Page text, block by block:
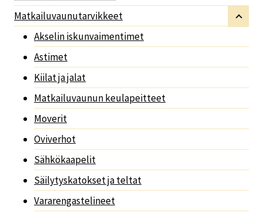
Matkailuvaunutarvikkeet
Akselin iskunvaimentimet
Astimet
Kiilat ja jalat
Matkailuvaunun keulapeitteet
Moverit
Oviverhot
Sähkökaapelit
Säilytyskatokset ja teltat
Vararengastelineet